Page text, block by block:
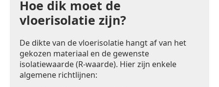
Hoe dik moet de
vloerisolatie zijn?
De dikte van de vloerisolatie hangt af van het
gekozen materiaal en de gewenste
isolatiewaarde (R-waarde). Hier zijn enkele
algemene richtlijnen: